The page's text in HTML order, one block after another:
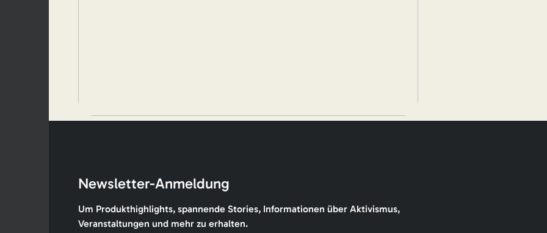
Newsletter-Anmeldung
Um Produkthighlights, spannende Stories, Informationen über Aktivismus,
Veranstaltungen und mehr zu erhalten.